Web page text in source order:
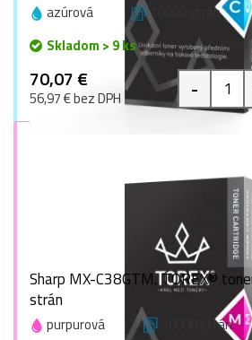
azúrová 10000 strán
Skladom > 9 ks
70,07 €
56,97 € bez DPH -
Sharp MX-C38GTM, TOREX®
strán
purpurová 10000 strán